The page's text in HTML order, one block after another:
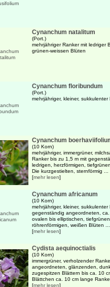
Cynanchum natalitum
(Port.)
mehrjähriger Ranker mit ledriger
grünen-weissen Blüten
Cynanchum floribundum
(Port.)
mehrjähriger, kleiner,
Cynanchum
(10 Korn)
mehrjähriger, immergrüner,
Ranker bis zu 1,5 m mit
ledrigen, herzförmigen,
Die kurzgestielten, sternförmig ...
[mehr lesen]
Cynanchum africanum
(10 Korn)
mehrjähriger, kleiner,
gegenständig angeordneten,
ovalen bis elliptischen,
röhrenförmigen, weißen Blüten ...
[mehr lesen]
Cydista aequinoctialis
(10 Korn)
immergrüner, verholzender
angeordneten, glänzenden,
zugespitzen Blättern bis ca. 10
Blättchen ca. 10 cm lange
[mehr lesen]